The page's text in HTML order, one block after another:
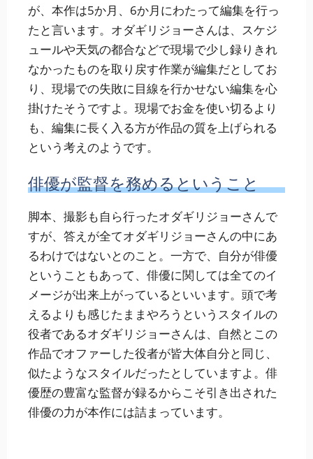
が、本作は5か月、6か月にわたって編集を行っ
たと言います。オダギリジョーさんは、スケジ
ュールや天気の都合などで現場で少し録りきれ
なかったものを取り戻す作業が編集だとしてお
り、現場での失敗に目線を行かせない編集を心
掛けたそうですよ。現場でお金を使い切るより
も、編集に長く入る方が作品の質を上げられる
という考えのようです。
俳優が監督を務めるということ
脚本、撮影も自ら行ったオダギリジョーさんで
すが、答えが全てオダギリジョーさんの中にあ
るわけではないとのこと。一方で、自分が俳優
ということもあって、俳優に関しては全てのイ
メージが出来上がっているといいます。頭で考
えるよりも感じたままやろうというスタイルの
役者であるオダギリジョーさんは、自然とこの
作品でオファーした役者が皆大体自分と同じ、
似たようなスタイルだったとしていますよ。俳
優歴の豊富な監督が録るからこそ引き出された
俳優の力が本作には詰まっています。